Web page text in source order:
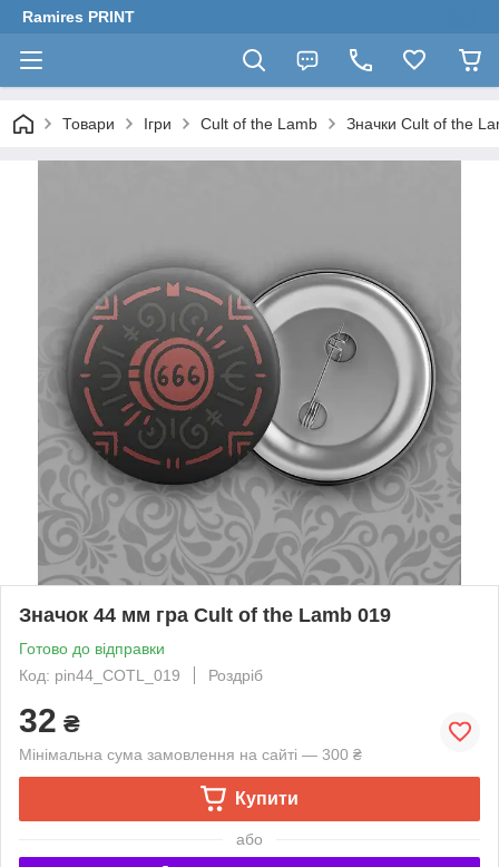
Ramires PRINT
Товари Ігри Cult of the Lamb Значки Cult of the
Значок 44 мм гра Cult of the Lamb 019
Готово до відправки
Код: pin44_COTL_019
Роздріб
32 ₴
Мінімальна сума замовлення на сайті — 300 ₴
Купити
або